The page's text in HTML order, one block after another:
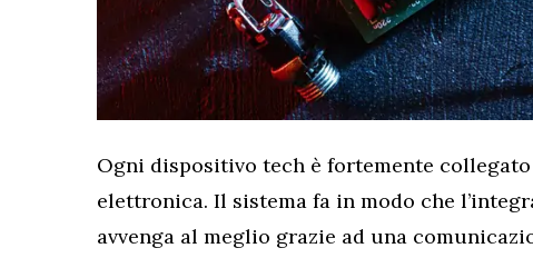
Ogni dispositivo tech è fortemente
elettronica. Il sistema fa in modo che
avvenga al meglio grazie ad una